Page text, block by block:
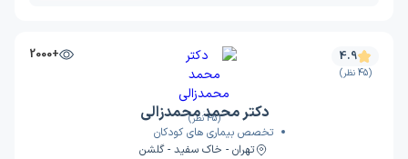
(45 نظر)
+2000 4.9
(45 نظر)
دکتر محمد محمدزالی
تخصص بیماری های کودکان
تهران - خاک سفید - گلشن